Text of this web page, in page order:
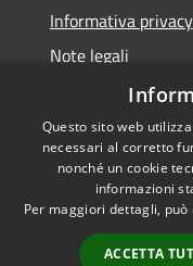
Informativa privacy
Note legali
Dichiarazione di
RSS
Accessibilità
Questo sito web
necessari al corretto
nonché un cookie
informazioni
Per maggiori dettagli,
ACCETTA